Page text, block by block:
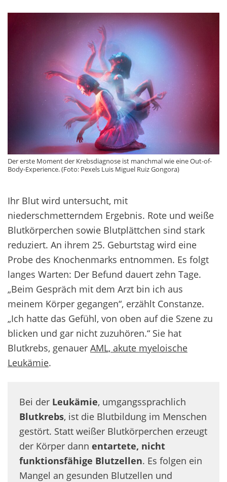
Der erste Moment der Krebsdiagnose ist manchmal wie eine Out-of-
Body-Experience. (Foto: Pexels Luis Miguel Ruiz Gongora)
Ihr Blut wird untersucht, mit
niederschmetterndem Ergebnis. Rote und weiße
Blutkörperchen sowie Blutplättchen sind stark
reduziert. An ihrem 25. Geburtstag wird eine
Probe des Knochenmarks entnommen. Es folgt
langes Warten: Der Befund dauert zehn Tage.
„Beim Gespräch mit dem Arzt bin ich aus
meinem Körper gegangen“, erzählt Constanze.
„Ich hatte das Gefühl, von oben auf die Szene zu
blicken und gar nicht zuzuhören.“ Sie hat
Blutkrebs, genauer AML, akute myeloische
Leukämie.
Bei der Leukämie, umgangssprachlich
Blutkrebs, ist die Blutbildung im Menschen
gestört. Statt weißer Blutkörperchen erzeugt
der Körper dann entartete, nicht
funktionsfähige Blutzellen. Es folgen ein
Mangel an gesunden Blutzellen und